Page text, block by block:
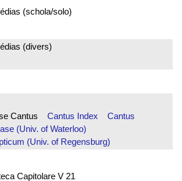
(schola/solo)
(divers)
Cantus Cantus Index
Cantus
(Univ. of Waterloo)
(Univ. of Regensburg)
Capitolare V 21